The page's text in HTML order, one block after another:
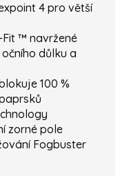
4 pro větší
Fit ™ navržené
důlku a
100 %
zorné pole
Fogbuster